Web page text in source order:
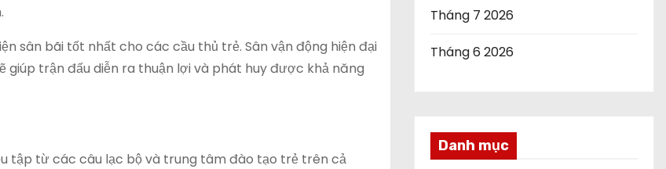
sân bãi tốt nhất cho các cầu thủ trẻ. Sân vận động hiện đại
trận đấu diễn ra thuận lợi và phát huy được khả năng
tập từ các câu lạc bộ và trung tâm đào tạo trẻ trên cả
Tháng 7 2026
Tháng 6 2026
Danh mục